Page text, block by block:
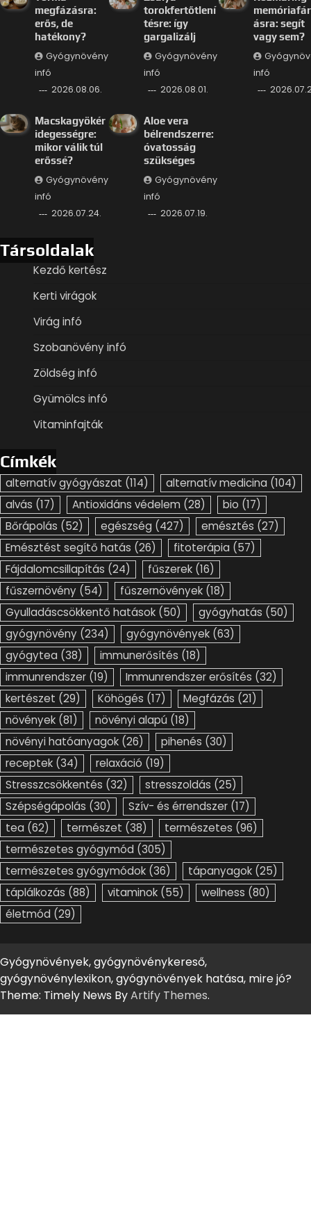
megfázásra:
erős, de
hatékony?
Gyógynövény
infó
2026.08.06.
torokfertőtlení
tésre: így
gargalizálj
Gyógynövény
infó
2026.08.01.
ásra: segít
vagy sem?
infó
Macskagyökér
idegességre:
mikor válik túl
erőssé?
Gyógynövény
infó
2026.07.24.
Aloe vera
bélrendszerre:
óvatosság
szükséges
Gyógynövény
infó
2026.07.19.
Társoldalak
Kezdő kertész
Kerti virágok
Virág infó
Szobanövény infó
Zöldség infó
Gyümölcs infó
Vitaminfajták
Címkék
alternatív gyógyászat (114) alternatív medicina (104)
alvás (17) Antioxidáns védelem (28) bio (17)
Bőrápolás (52) egészség (427) emésztés (27)
Emésztést segítő hatás (26) fitoterápia (57)
Fájdalomcsillapítás (24) fűszerek (16)
fűszernövény (54) fűszernövények (18)
Gyulladáscsökkentő hatások (50) gyógyhatás (50)
gyógynövény (234) gyógynövények (63)
gyógytea (38) immunerősítés (18)
immunrendszer (19) Immunrendszer erősítés (32)
kertészet (29) Köhögés (17) Megfázás (21)
növények (81) növényi alapú (18)
növényi hatóanyagok (26) pihenés (30)
receptek (34) relaxáció (19)
Stresszcsökkentés (32) stresszoldás (25)
Szépségápolás (30) Szív- és érrendszer (17)
tea (62) természet (38) természetes (96)
természetes gyógymód (305)
természetes gyógymódok (36) tápanyagok (25)
táplálkozás (88) vitaminok (55) wellness (80)
életmód (29)
Gyógynövények, gyógynövénykereső,
gyógynövénylexikon, gyógynövények hatása, mire jó?
Theme: Timely News ByArtify Themes.